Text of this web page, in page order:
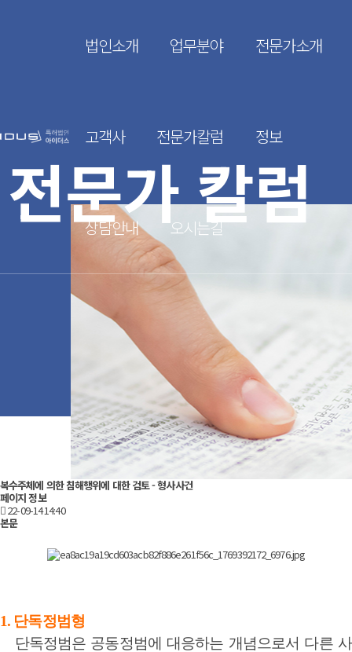
법인소개 업무분야 전문가소개
고객사 전문가칼럼 정보
상담안내 오시는길
전문가 칼럼
복수주체에 의한 침해행위에 대한 검토 - 형사사건
페이지 정보
22-09-14 14:40
본문
1. 단독정범형
단독정범은 공동정범에 대응하는 개념으로서 다른 사